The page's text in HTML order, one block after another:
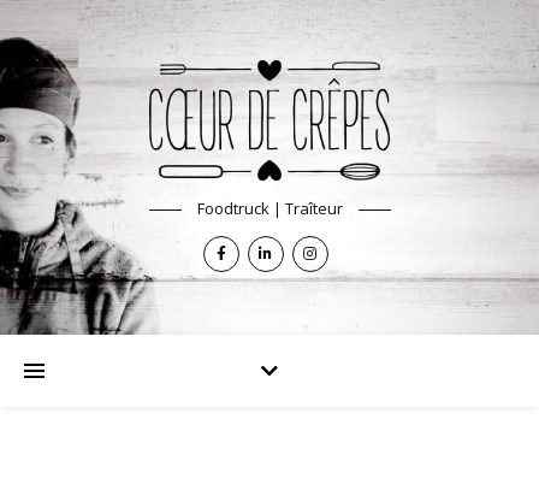
Foodtruck | Traîteur